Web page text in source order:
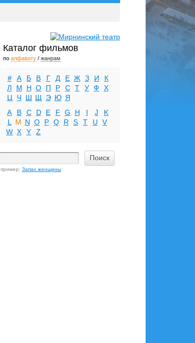
Каталог фильмов
по алфавиту / жанрам
# А Б В Г Д Е Ж З И
К
Л
М Н О П Р С Т У Ф
Х
Ц
Ч Ш Щ Э Ю Я
A
B C D E F G H I J
K
L
M N O P Q R S T U
V
W X Y Z
пример: Запах женщины